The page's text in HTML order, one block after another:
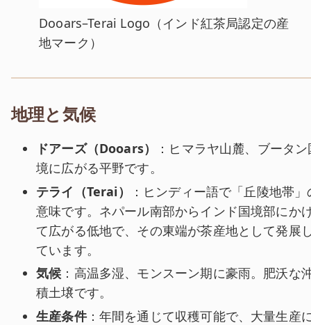
Dooars–Terai Logo （インド紅茶局認定の産
地マーク）
地理と気候
ドアーズ（Dooars）
：ヒマラヤ山麓、ブータ
境に広がる平野です。
テライ（Terai）
：ヒンディー語で「丘陵地帯」
意味です。ネパール南部からインド国境部にか
て広がる低地で、その東端が茶産地として発展
ています。
気候 ：高温多湿、モンスーン期に豪雨。肥沃な
積土壌です。
生産条件：年間を通じて収穫可能で、大量生産